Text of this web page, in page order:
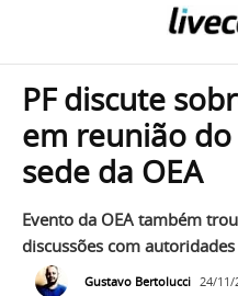
PF discute
em reunião do
sede da OEA
Evento da OEA também
discussões com
Gustavo Bertolucci 24/11/